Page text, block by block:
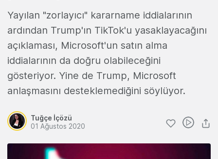
Yayılan "zorlayıcı" kararname iddialarının
ardından Trump'ın TikTok'u yasaklayacağını
açıklaması, Microsoft'un satın alma
iddialarının da doğru olabileceğini
gösteriyor. Yine de Trump, Microsoft
anlaşmasını desteklemediğini söylüyor.
Tuğçe İçözü
01 Ağustos 2020